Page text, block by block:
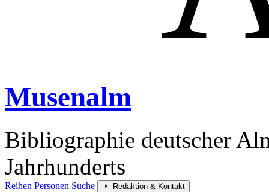
Musenalm
Bibliographie deutscher
Jahrhunderts
Reihen Personen Suche Redaktion & Kontakt